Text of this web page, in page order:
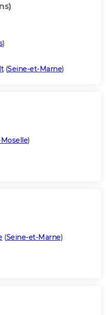
)
(Seine-et-Marne)
)
(Seine-et-Marne)